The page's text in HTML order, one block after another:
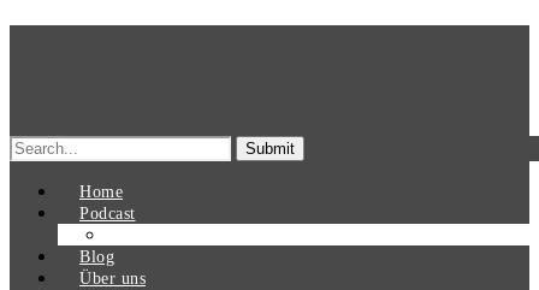
Search
for:
Home
Podcast
Blog
Über uns